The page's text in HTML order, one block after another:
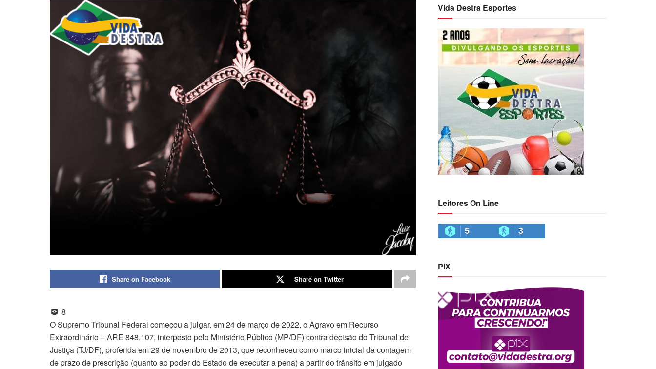
Share on Facebook Share on Twitter
8
O Supremo Tribunal Federal começou a julgar, em 24 de março de 2022, o Agravo em Recurso
Extraordinário – ARE 848.107, interposto pelo Ministério Público (MP/DF) contra decisão do Tribunal de
Justiça (TJ/DF), proferida em 29 de novembro de 2013, que reconheceu como marco inicial da contagem
de prazo de prescrição (quanto ao poder do Estado de executar a pena) a partir do trânsito em julgado
Vida Destra Esportes
Leitores On Line
5 3
PIX